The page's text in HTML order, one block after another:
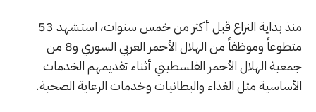
منذ بداية النزاع قبل أكثر من خمس سنوات، استشهد 53
متطوعاً وموظفاً من الهلال الأحمر العربي السوري و8 من
جمعية الهلال الأحمر الفلسطيني أثناء تقديمهم الخدمات
الأساسية مثل الغذاء والبطانيات وخدمات الرعاية الصحية.